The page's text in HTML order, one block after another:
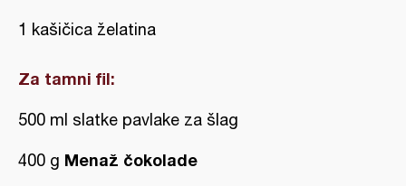
1 kašičica želatina
Za tamni fil:
500 ml slatke pavlake za šlag
400 g Menaž čokolade